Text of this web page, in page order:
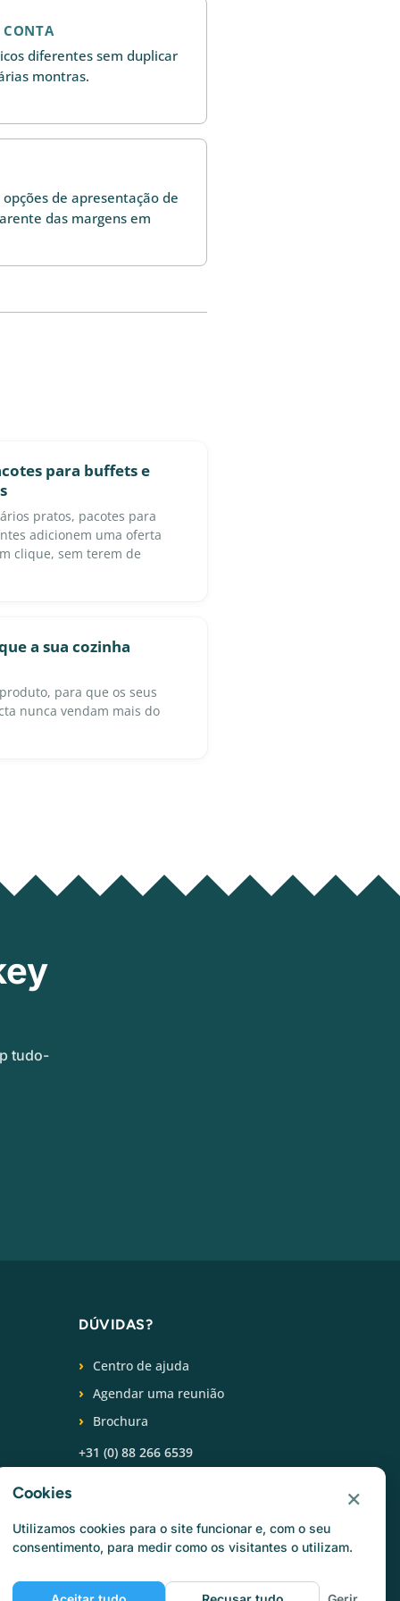
CONTA
diferentes sem duplicar
montras.
de apresentação de
das margens em
para buffets e
pratos, pacotes para
adicionem uma oferta
clique, sem terem de
a sua cozinha
para que os seus
nunca vendam mais do
tudo-
DÚVIDAS?
Centro de ajuda
Agendar uma reunião
Brochura
+31 (0) 88 266 6539
Cookies ×
Utilizamos cookies para o site funcionar e, com o seu
consentimento, para medir como os visitantes o utilizam.